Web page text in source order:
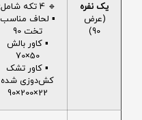
یک نفره
(عرض
90)
🔹 4 تکه شامل:
▪️ لحاف مناسب
تخت 90
▪️ کاور بالش
50×70
▪️ کاور تشک
کش‌دوزی شده
22×200×90